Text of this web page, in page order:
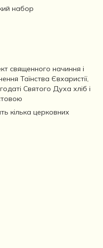
набор
священного начиння і
Таїнства Євхаристії,
Святого Духа хліб і
кілька церковних